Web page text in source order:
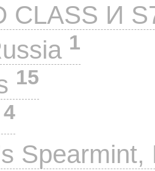
CLASS И
1
15
4